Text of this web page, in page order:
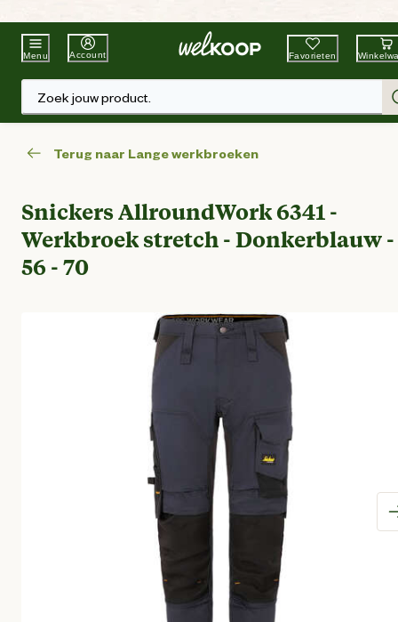
Beste WinkelketenTuin & Dier
Menu Account Favorieten
Zoek jouw product.
Terug naar Lange werkbroeken
Snickers AllroundWork 6341 -
Werkbroek stretch - Donkerblauw -
56 - 70